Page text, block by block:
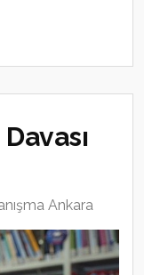
Ankara